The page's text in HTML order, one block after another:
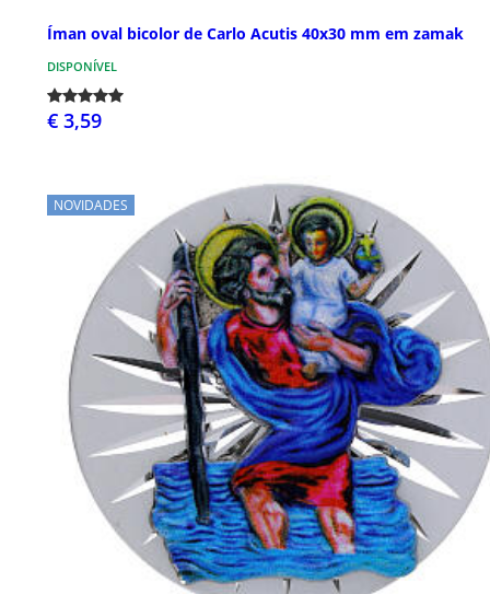
Íman oval bicolor de Carlo Acutis 40x30 mm em zamak
DISPONÍVEL
€ 3,59
NOVIDADES